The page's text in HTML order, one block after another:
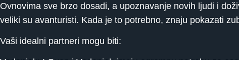
Ovnovima sve brzo dosadi, a upoznavanje novih ljudi i
veliki su avanturisti. Kada je to potrebno, znaju pokazati
Vaši idealni partneri mogu biti: